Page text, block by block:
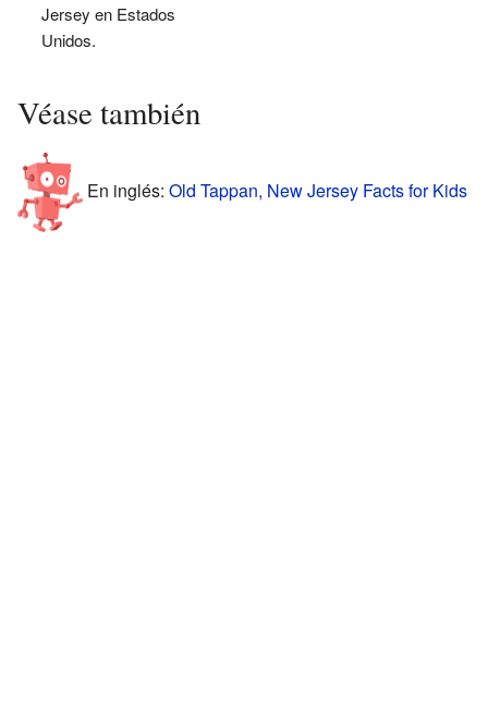
Jersey en Estados
Unidos.
Véase también
En inglés: Old Tappan, New Jersey Facts for Kids